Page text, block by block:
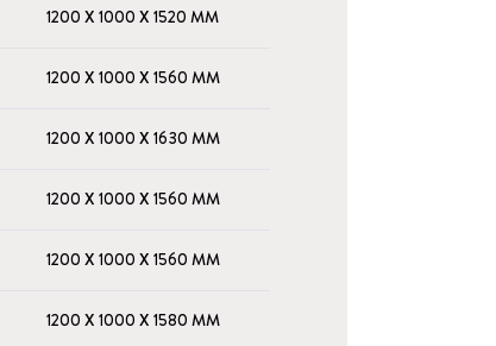
1200 X 1000 X 1520 MM
1200 X 1000 X 1560 MM
1200 X 1000 X 1630 MM
1200 X 1000 X 1560 MM
1200 X 1000 X 1560 MM
1200 X 1000 X 1580 MM